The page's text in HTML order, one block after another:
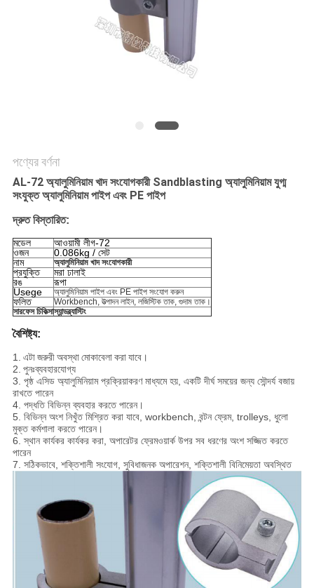
পণ্যের বর্ণনা
AL-72 অ্যালুমিনিয়াম খাদ সংযোগকারী Sandblasting অ্যালুমিনিয়াম যুগ্ম
সংযুক্ত অ্যালুমিনিয়াম পাইপ এবং PE পাইপ
দ্রুত বিস্তারিত:
মডেল
আওয়ামী লীগ-72
ওজন
0.086kg / সেট
নাম
অ্যালুমিনিয়াম খাদ সংযোগকারী
প্রযুক্তি
মরা ঢালাই
রঙ
রূপা
Usege
অ্যালুমিনিয়াম পাইপ এবং PE পাইপ সংযোগ করুন
ফলিত
Workbench, উত্পাদন লাইন, লজিস্টিক তাক, গুদাম তাক।
সারফেস চিকিত্সাস্যান্ডব্ল্যাস্টিং
বৈশিষ্ট্য:
1. এটা জরুরী অবস্থা মোকাবেলা করা যাবে।
2. পুনঃব্যবহারযোগ্য
3. পৃষ্ঠ এসিড অ্যালুমিনিয়াম প্রক্রিয়াকরণ মাধ্যমে হয়, একটি দীর্ঘ সময়ের জন্য সৌন্দর্য বজায়
রাখতে পারেন
4. পদ্ধতি বিভিন্ন ব্যবহার করতে পারেন।
5. বিভিন্ন অংশ নিখুঁত মিশ্রিত করা যাবে, workbench, বন্টন ফ্রেম, trolleys, ধুলো
মুক্ত কর্মশালা করতে পারেন।
6. স্থান কার্যকর কার্যকর করা, অপারেটর ফ্রেমওয়ার্ক উপর সব ধরণের অংশ সজ্জিত করতে
পারেন
7. সঠিকভাবে, শক্তিশালী সংযোগ, সুবিধাজনক অপারেশন, শক্তিশালী বিনিমেয়তা অবস্থিত